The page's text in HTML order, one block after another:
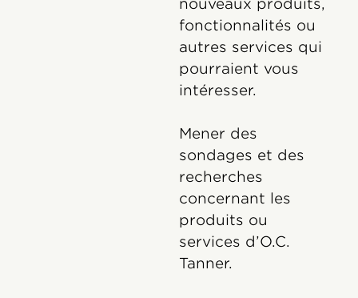
nouveaux produits,
fonctionnalités ou
autres services qui
pourraient vous
intéresser.
Mener des
sondages et des
recherches
concernant les
produits ou
services d’O.C.
Tanner.